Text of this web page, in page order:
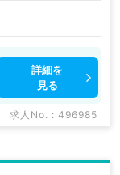
詳細を
見る
求人No. : 496985